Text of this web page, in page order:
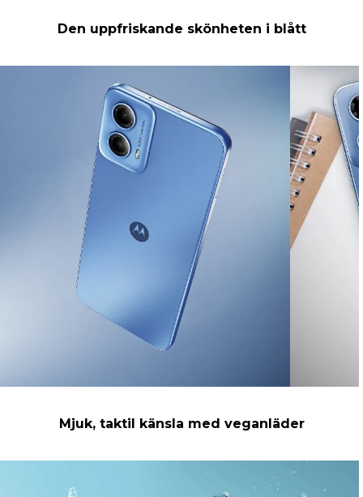
Den uppfriskande skönheten i blått
Mjuk, taktil känsla med veganläder